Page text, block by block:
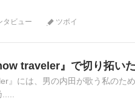
タビュー ツボイ
traveler』で切り拓い
』には、男の内田が歌う私の